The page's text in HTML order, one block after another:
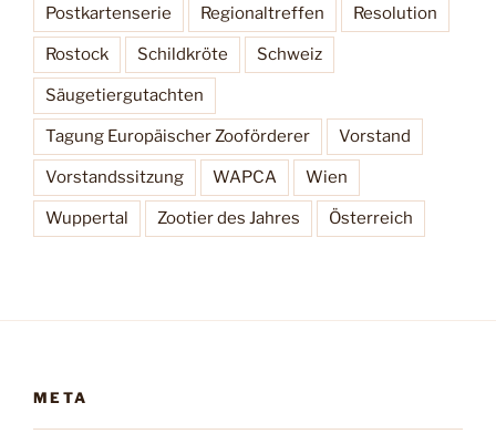
Postkartenserie Regionaltreffen Resolution
Rostock Schildkröte Schweiz
Säugetiergutachten
Tagung Europäischer Zooförderer Vorstand
Vorstandssitzung WAPCA Wien
Wuppertal Zootier des Jahres Österreich
META